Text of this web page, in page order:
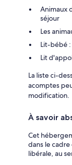
Animaux
séjour
Les
Lit-bébé :
Lit
La liste ci-
acomptes
modification.
À savoir
Cet
dans le
libérale, au